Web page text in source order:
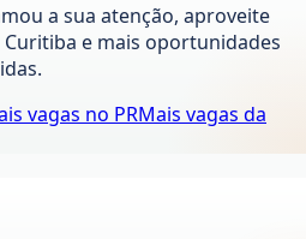
a sua atenção, aproveite
Curitiba e mais oportunidades
vagas no PRMais vagas da